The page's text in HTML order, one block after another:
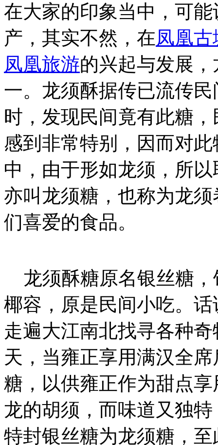
在大家的印象当中，可
产，其实不然，在凤凰古
凤凰旅游的兴起与发展
一。龙须酥据传已流传
时，发现民间竟有此糖
感到非常特别，因而对
中，由于形如龙须，所
亦叫龙须糖，也称为龙
们喜爱的食品。
龙须酥糖原名银丝糖，
椰容，原是民间小吃。
走遍大江南北找寻各种
天，当雍正享用满汉全
糖，以供雍正作为甜点
龙的胡须，而味道又独
特封银丝糖为龙须糖，